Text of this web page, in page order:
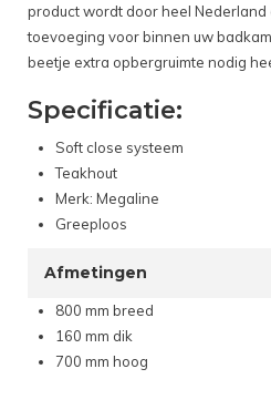
product wordt door heel
toevoeging voor binnen uw
beetje extra opbergruimte nodig
Specificatie:
Soft close systeem
Teakhout
Merk: Megaline
Greeploos
Afmetingen
800 mm breed
160 mm dik
700 mm hoog